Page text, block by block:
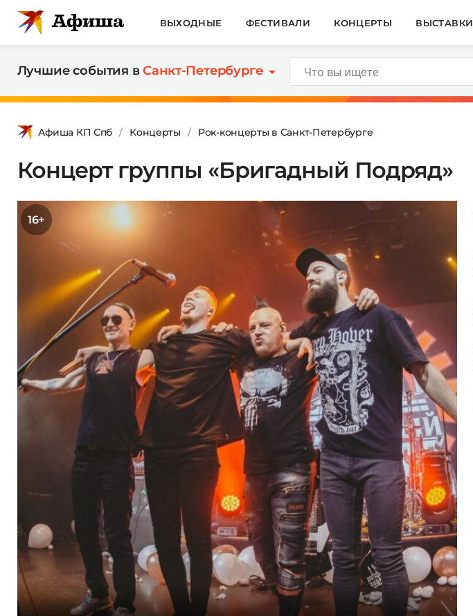
ВЫХОДНЫЕ ФЕСТИВАЛИ КОНЦЕРТЫ ВЫСТАВКИ
Лучшие события вСанкт-Петербурге
Афиша КП Спб Концерты Рок-концерты в Санкт-Петербурге
Концерт группы «Бригадный Подряд»
16+